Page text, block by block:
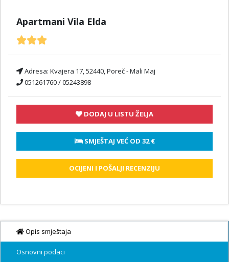
Apartmani Vila Elda
Adresa: Kvajera 17, 52440, Poreč - Mali Maj
051261760 / 05243898
DODAJ U LISTU ŽELJA
SMJEŠTAJ VEĆ OD 32 €
OCIJENI I POŠALJI RECENZIJU
Opis smještaja
Osnovni podaci